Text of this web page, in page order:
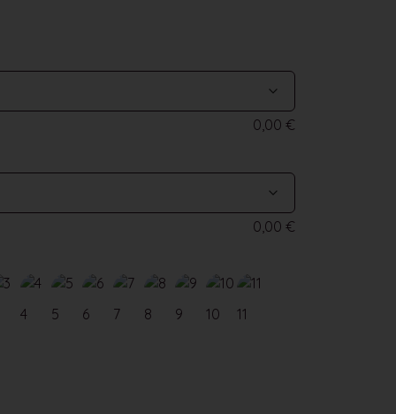
0,00 €
0,00 €
4 5 6 7 8 9 10 11